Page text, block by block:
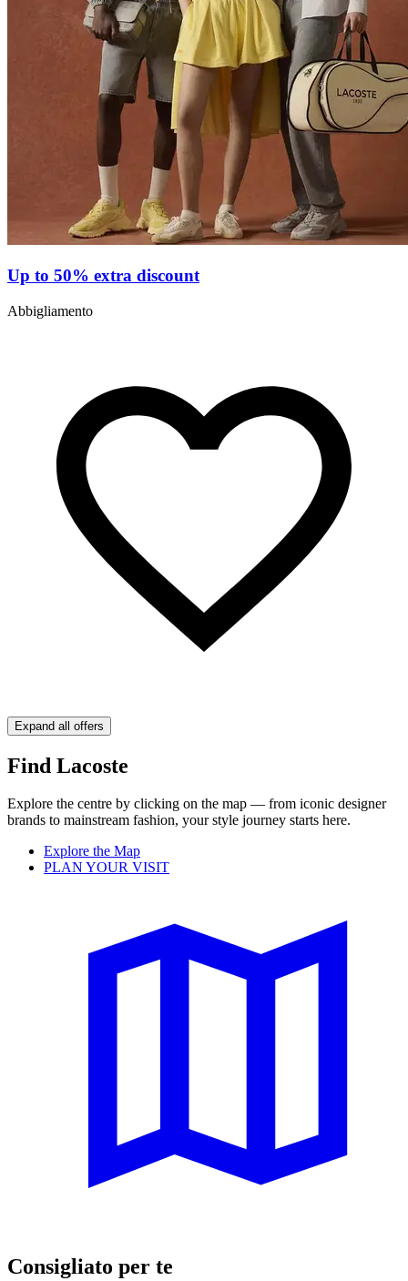
Up to 50% extra discount
Abbigliamento
Expand all offers
Find Lacoste
Explore the centre by clicking on the map — from iconic designer
brands to mainstream fashion, your style journey starts here.
Explore the Map
PLAN YOUR VISIT
Consigliato per te